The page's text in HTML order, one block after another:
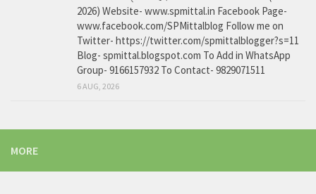
2026) Website- www.spmittal.in Facebook Page-
www.facebook.com/SPMittalblog Follow me on
Twitter- https://twitter.com/spmittalblogger?s=11
Blog- spmittal.blogspot.com To Add in WhatsApp
Group- 9166157932 To Contact- 9829071511
6 AUG, 2026
MORE